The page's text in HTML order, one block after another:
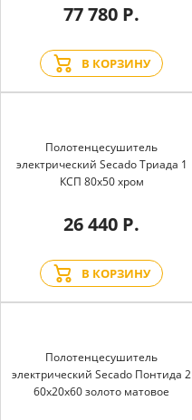
77 780 Р.
В КОРЗИНУ
Полотенцесушитель
электрический Secado Триада 1
КСП 80x50 хром
26 440 Р.
В КОРЗИНУ
Полотенцесушитель
электрический Secado Понтида 2
60x20x60 золото матовое